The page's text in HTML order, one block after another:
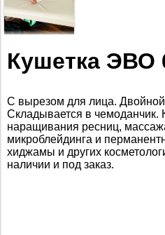
Кушетка ЭВО
С вырезом для лица.
Складывается в чемоданчик.
наращивания ресниц,
микроблейдинга и
хиджамы и других
наличии и под заказ.